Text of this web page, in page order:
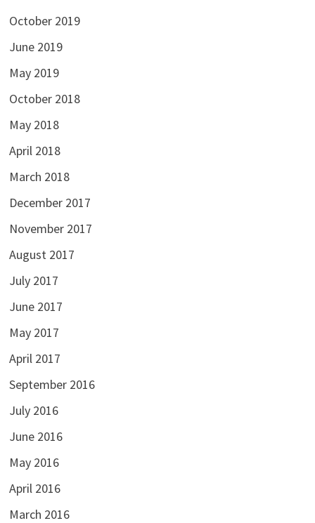
October 2019
June 2019
May 2019
October 2018
May 2018
April 2018
March 2018
December 2017
November 2017
August 2017
July 2017
June 2017
May 2017
April 2017
September 2016
July 2016
June 2016
May 2016
April 2016
March 2016